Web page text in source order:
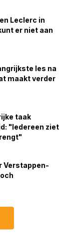
Leclerc in
er niet aan
les na
maakt verder
taak
"Iedereen ziet
Verstappen-